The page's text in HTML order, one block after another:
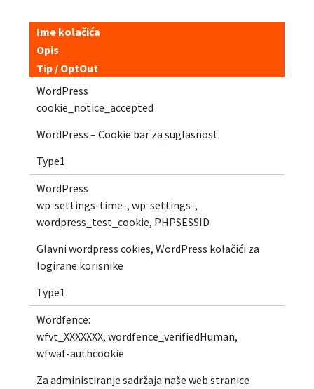
Ime kolačića
Opis
Tip / OptOut
WordPress
cookie_notice_accepted
WordPress – Cookie bar za suglasnost
Type1
WordPress
wp-settings-time-, wp-settings-,
wordpress_test_cookie, PHPSESSID
Glavni wordpress cokies, WordPress kolačići za
logirane korisnike
Type1
Wordfence:
wfvt_XXXXXXX, wordfence_verifiedHuman,
wfwaf-authcookie
Za administiranje sadržaja naše web stranice